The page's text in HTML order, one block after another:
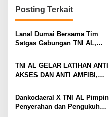
a
l
A
s
a
U
-
g
a
s
p
o
s
Posting Terkait
Lanal Dumai Bersama Tim
Satgas Gabungan TNI AL,
Penyelundupan 200 Ton
Arang Bakau di Perairan
Kepulauan Meranti
TNI AL GELAR LATIHAN ANTI
AKSES DAN ANTI AMFIBI,
TANGKAPAN TIMAH DAN
LOGAM TANAH JARANG
SENILAI RP 173,6 MILYAR
Dankodaeral X TNI AL Pimpin
Penyerahan dan Pengukuhan